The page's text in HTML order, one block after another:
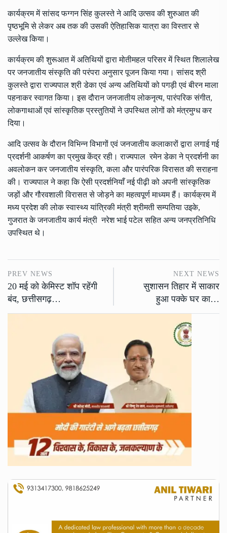
कार्यक्रम में सांसद फग्गन सिंह कुलस्ते ने आदि उत्सव की शुरुआत की
पृष्ठभूमि से लेकर अब तक की उसकी ऐतिहासिक यात्रा का विस्तार से
उल्लेख किया।
कार्यक्रम की शुरूआत में अतिथियों द्वारा मोतीमहल परिसर में स्थित शिलालेख
पर जनजातीय संस्कृति की परंपरा अनुसार पूजन किया गया। सांसद श्री
कुलस्ते द्वारा राज्यपाल श्री डेका एवं अन्य अतिथियों को पगड़ी एवं बीरन माला
पहनाकर स्वागत किया। इस दौरान जनजातीय लोकनृत्य, पारंपरिक संगीत,
लोकगाथाओं एवं सांस्कृतिक प्रस्तुतियों ने उपस्थित लोगों को मंत्रमुग्ध कर
दिया।
आदि उत्सव के दौरान विभिन्न विभागों एवं जनजातीय कलाकारों द्वारा लगाई गई
प्रदर्शनी आकर्षण का प्रमुख केंद्र रही। राज्यपाल रमेन डेका ने प्रदर्शनी का
अवलोकन कर जनजातीय संस्कृति, कला और पारंपरिक विरासत की सराहना
की। राज्यपाल ने कहा कि ऐसी प्रदर्शनियाँ नई पीढ़ी को अपनी सांस्कृतिक
जड़ों और गौरवशाली विरासत से जोड़ने का महत्वपूर्ण माध्यम हैं। कार्यक्रम में
मध्य प्रदेश की लोक स्वास्थ्य यांत्रिकी मंत्री श्रीमती सम्पतिया उइके,
गुजरात के जनजातीय कार्य मंत्री नरेश भाई पटेल सहित अन्य जनप्रतिनिधि
उपस्थित थे।
PREV NEWS
20 मई को केमिस्ट शॉप रहेंगी
बंद, छत्तीसगढ़…
NEXT NEWS
सुशासन तिहार में साकार
हुआ पक्के घर का…